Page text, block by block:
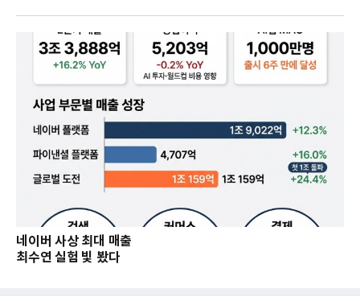
네이버 사상 최대 매출
최수연 실험 빛 봤다